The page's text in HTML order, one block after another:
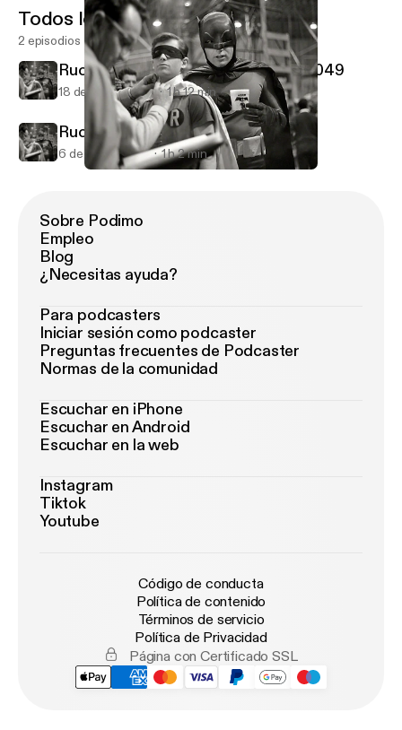
Todos los episodios
2 episodios
Ruckus Review #5 - Blade Runner 2049
18 de nov de 2017 1 h 12 min
Ruckus Review #4 - IT
6 de oct de 2017 1 h 2 min
Sobre Podimo
Empleo
Blog
¿Necesitas ayuda?
Para podcasters
Iniciar sesión como podcaster
Preguntas frecuentes de Podcaster
Normas de la comunidad
Escuchar en iPhone
Escuchar en Android
Escuchar en la web
Instagram
Tiktok
Youtube
Código de conducta
Política de contenido
Términos de servicio
Política de Privacidad
Página con Certificado SSL